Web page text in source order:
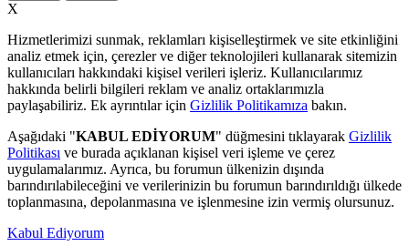
X
Hizmetlerimizi sunmak, reklamları kişiselleştirmek ve site etkinliğini
analiz etmek için, çerezler ve diğer teknolojileri kullanarak sitemizin
kullanıcıları hakkındaki kişisel verileri işleriz. Kullanıcılarımız
hakkında belirli bilgileri reklam ve analiz ortaklarımızla
paylaşabiliriz. Ek ayrıntılar için Gizlilik Politikamıza bakın.
Aşağıdaki "KABUL EDİYORUM" düğmesini tıklayarak Gizlilik
Politikası ve burada açıklanan kişisel veri işleme ve çerez
uygulamalarımız. Ayrıca, bu forumun ülkenizin dışında
barındırılabileceğini ve verilerinizin bu forumun barındırıldığı ülkede
toplanmasına, depolanmasına ve işlenmesine izin vermiş olursunuz.
Kabul Ediyorum